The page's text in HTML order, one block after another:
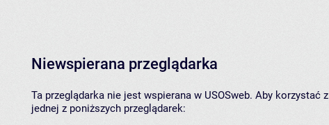
Niewspierana przeglądarka
Ta przeglądarka nie jest wspierana w USOSweb. Aby korzystać
jednej z poniższych przeglądarek: